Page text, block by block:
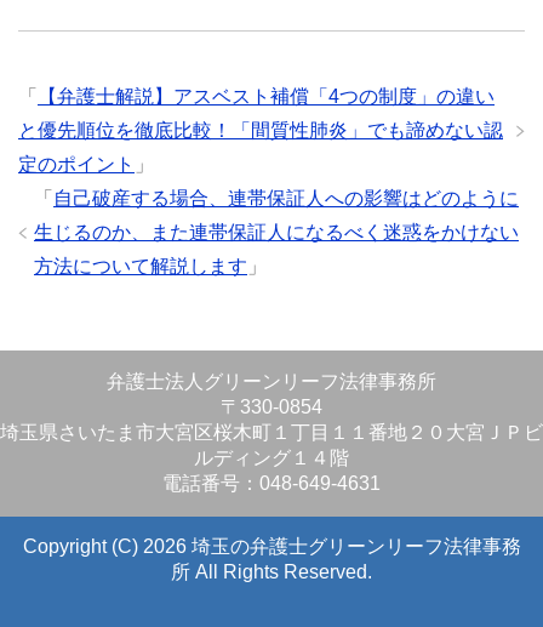
「
【弁護士解説】アスベスト補償「4つの制度」の違い
と優先順位を徹底比較！「間質性肺炎」でも諦めない認
定のポイント 」
「 自己破産する場合、連帯保証人への影響はどのように
生じるのか、また連帯保証人になるべく迷惑をかけない
方法について解説します 」
弁護士法人グリーンリーフ法律事務所
〒330-0854
埼玉県さいたま市大宮区桜木町１丁目１１番地２０大宮ＪＰビ
ルディング１４階
電話番号：048-649-4631
Copyright (C) 2026 埼玉の弁護士グリーンリーフ法律事務
所 All Rights Reserved.